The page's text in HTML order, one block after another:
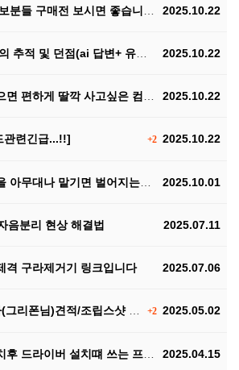
2025.10.22
구매전 보시면 좋습니다!! 꽤 길어요
2025.10.22
적 및 던점(ai 답변+ 유투브 영상첨부…
2025.10.22
편하게 딸깍 사고싶은 컴퓨터 조합
+22025.10.22
관련긴급...!!]
2025.10.01
아무대나 맡기면 벌어지는일...
2025.07.11
음분리 현상 해결법
2025.07.06
격 구라제거기 링크입니다
+22025.05.02
님)견적/조립스샷 테스트영상입니다
2025.04.15
라이버 설치떄 쓰는 프로그램입니…